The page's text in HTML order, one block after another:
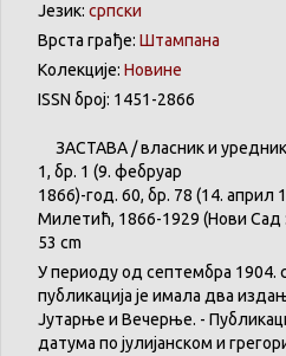
Језик: српски
Врста грађе: Штампана
Колекције: Новине
ISSN број: 1451-2866
ЗАСТАВА/власники уредник
1, бр. 1 (9. фебруар
1866)-год. 60, бр. 78 (14. април
Милетић, 1866-1929 (Нови Сад :
53 cm
Упериодуод септембра 1904.
публикација је имала два
Јутарње и Вечерње. -
датума по јулијанском и